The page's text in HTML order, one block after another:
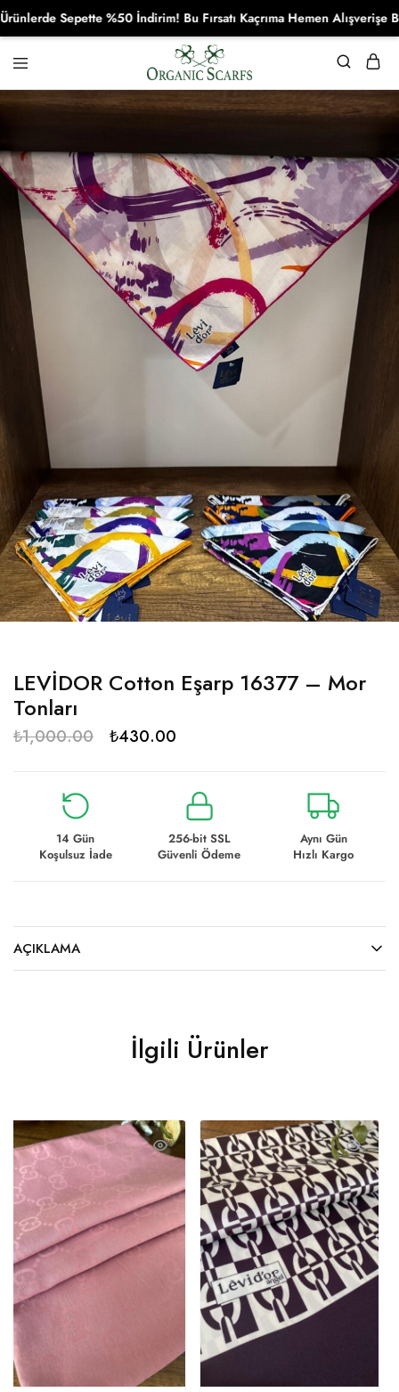
Organikscarf
LEVİDOR Cotton Eşarp 16377 – Mor
Tonları
₺1,000.00 ₺430.00
14 Gün
Koşulsuz İade
256-bit SSL
Güvenli Ödeme
Aynı Gün
Hızlı Kargo
AÇIKLAMA
İlgili Ürünler
Sepette %50 İndirim! Bu Fırsatı Kaçrıma Hemen Alışverişe Başla!